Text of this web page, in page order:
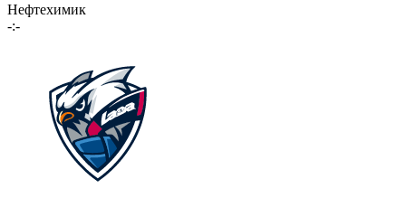
Нефтехимик
-:-